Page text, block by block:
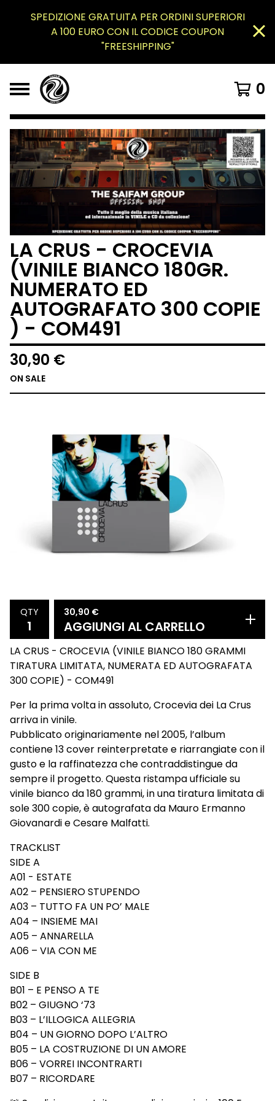
SPEDIZIONE GRATUITA PER ORDINI SUPERIORI
A 100 EURO CON IL CODICE COUPON
"FREESHIPPING"
0
LA CRUS - CROCEVIA
(VINILE BIANCO 180GR.
NUMERATO ED
AUTOGRAFATO 300 COPIE
) - COM491
30,90 €
ON SALE
QTY 30,90 €
AGGIUNGI AL CARRELLO
LA CRUS - CROCEVIA (VINILE BIANCO 180 GRAMMI
TIRATURA LIMITATA, NUMERATA ED AUTOGRAFATA
300 COPIE) - COM491
Per la prima volta in assoluto, Crocevia dei La Crus
arriva in vinile.
Pubblicato originariamente nel 2005, l’album
contiene 13 cover reinterpretate e riarrangiate con il
gusto e la raffinatezza che contraddistingue da
sempre il progetto. Questa ristampa ufficiale su
vinile bianco da 180 grammi, in una tiratura limitata di
sole 300 copie, è autografata da Mauro Ermanno
Giovanardi e Cesare Malfatti.
TRACKLIST
SIDE A
A01 - ESTATE
A02 – PENSIERO STUPENDO
A03 – TUTTO FA UN PO’ MALE
A04 – INSIEME MAI
A05 – ANNARELLA
A06 – VIA CON ME
SIDE B
B01 – E PENSO A TE
B02 – GIUGNO ‘73
B03 – L’ILLOGICA ALLEGRIA
B04 – UN GIORNO DOPO L’ALTRO
B05 – LA COSTRUZIONE DI UN AMORE
B06 – VORREI INCONTRARTI
B07 – RICORDARE